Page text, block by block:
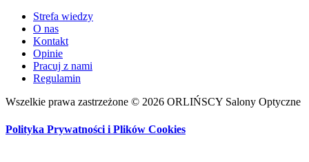
Strefa wiedzy
O nas
Kontakt
Opinie
Pracuj z nami
Regulamin
Wszelkie prawa zastrzeżone © 2026 ORLIŃSCY Salony Optyczne
Polityka Prywatności i Plików Cookies